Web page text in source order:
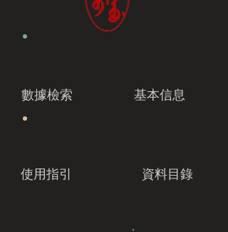
數據檢索 基本信息
使用指引 資料目錄